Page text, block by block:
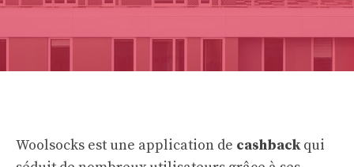
Woolsocks est une application de cashbackqui